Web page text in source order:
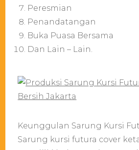
Peresmian
Penandatangan
Buka Puasa Bersama
Dan Lain – Lain.
Keunggulan Sarung Kursi
Sarung kursi futura cover